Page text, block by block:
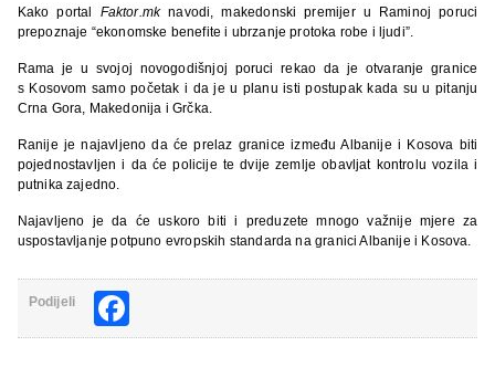
Kako portal Faktor.mknavodi, makedonski premijer u Raminoj poruci
prepoznaje “ekonomske benefite i ubrzanje protoka robe i ljudi”.
Rama je u svojoj novogodišnjoj poruci rekao da je otvaranje granice
s Kosovom samo početak i da je u planu isti postupak kada su u pitanju
Crna Gora, Makedonija i Grčka.
Ranije je najavljeno da će prelaz granice između Albanije i Kosova biti
pojednostavljen i da će policije te dvije zemlje obavljat kontrolu vozila i
putnika zajedno.
Najavljeno je da će uskoro biti i preduzete mnogo važnije mjere za
uspostavljanje potpuno evropskih standarda na granici Albanije i Kosova.
Podijeli